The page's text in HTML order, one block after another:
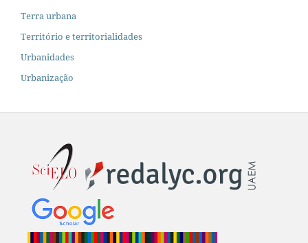
Terra urbana
Território e territorialidades
Urbanidades
Urbanização